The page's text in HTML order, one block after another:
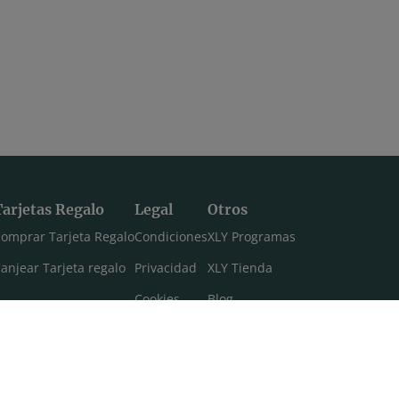
Regalo
Tarjeta Regalo
Tarjeta regalo
Legal
Condiciones
Privacidad
Cookies
Otros
XLY Programas
XLY Tienda
Blog